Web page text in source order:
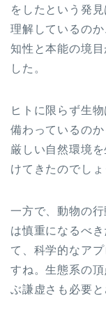
をしたという発
理解しているの
知性と本能の境
した。
ヒトに限らず生
備わっているの
厳しい自然環境
けてきたのでしょ
一方で、動物の
は慎重になるべ
て、科学的なア
すね。生態系の
ぶ謙虚さも必要と